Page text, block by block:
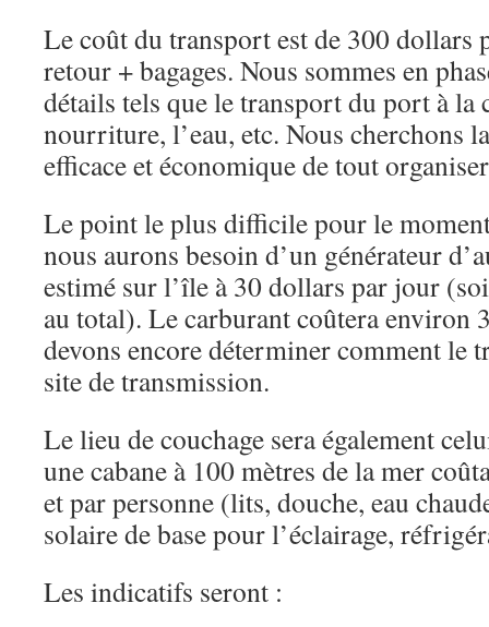
Le coût du transport est de 300 dollars
retour + bagages. Nous sommes en
détails tels que le transport du port à la
nourriture, l’eau, etc. Nous cherchons
efficace et économique de tout
Le point le plus difficile pour le
nous aurons besoin d’un générateur
estimé sur l’île à 30 dollars par jour
au total). Le carburant coûtera environ
devons encore déterminer comment le
site de transmission.
Le lieu de couchage sera également
une cabane à 100 mètres de la mer
et par personne (lits, douche, eau
solaire de base pour l’éclairage,
Les indicatifs seront :